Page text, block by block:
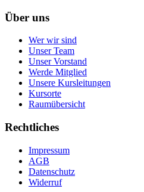
Über uns
Wer wir sind
Unser Team
Unser Vorstand
Werde Mitglied
Unsere Kursleitungen
Kursorte
Raumübersicht
Rechtliches
Impressum
AGB
Datenschutz
Widerruf